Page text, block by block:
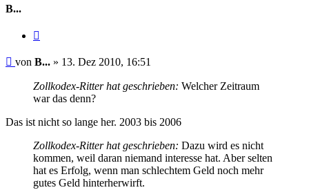
B...
Beitrag
von B... » 13. Dez 2010, 16:51
Zollkodex-Ritter hat geschrieben: Welcher Zeitraum
war das denn?
Das ist nicht so lange her. 2003 bis 2006
Zollkodex-Ritter hat geschrieben: Dazu wird es nicht
kommen, weil daran niemand interesse hat. Aber selten
hat es Erfolg, wenn man schlechtem Geld noch mehr
gutes Geld hinterherwirft.